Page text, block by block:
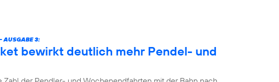
AUSGABE 3:
bewirkt deutlich mehr Pendel- und